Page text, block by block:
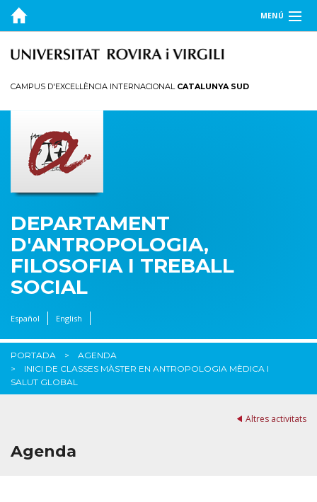
MENÚ
EL DEPARTAMENT
RECERCA
PUBLICACIONS
TRANSFERÈNCIA
CAMPUS D'EXCEL·LÈNCIA INTERNACIONAL CATALUNYA SUD
DEPARTAMENT
D'ANTROPOLOGIA,
FILOSOFIA I TREBALL
SOCIAL
Español English
PORTADA
AGENDA
INICI DE CLASSES MÀSTER EN ANTROPOLOGIA MÈDICA I
SALUT GLOBAL
Altres activitats
Agenda